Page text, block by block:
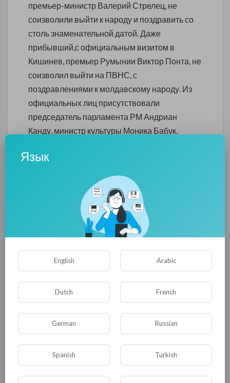
премьер-министр Валерий Стрелец, не
соизволили выйти к народу и поздравить со
столь знаменательной датой. Даже
прибывший,с официальным визитом в
Кишинев, премьер Румынии Виктор Понта, не
соизволил выйти на ПВНС, с
поздравлениями к молдавскому народу. Из
официальных лиц присутствовали
председатель парламента РМ Андриан
Канду, министр культуры Моника Бабук,
Игорь Горган и др.
Практическое отсутствие населения РМ, на
этом государственном празднике,
объясняется презрением населения к
действующей власти, равно как и власти к
Президента и Премьер-министра на самом
"праздновании". Отсутствовали также и
лидеры парламентских фракций. Это
тревожный сигнал о взаимоотношении
народа и действующей власти.
• 0 Комментарии
Язык
English Arabic
Dutch French
German Russian
Spanish Turkish